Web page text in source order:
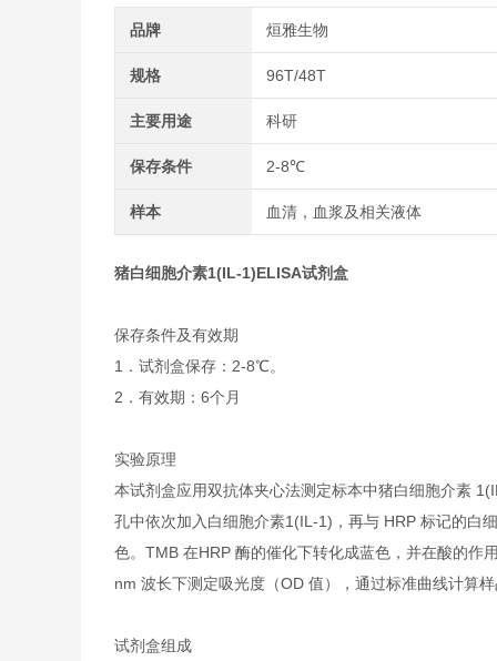
品牌 烜雅生物
规格 96T/48T
主要用途 科研
保存条件 2-8℃
样本 血清，血浆及相关液体
猪白细胞介素1(IL-1)ELISA试剂盒
保存条件及有效期
1．试剂盒保存：2-8℃。
2．有效期：6个月
实验原理
本试剂盒应用双抗体夹心法测定标本中猪白细胞介素
孔中依次加入白细胞介素1(IL-1)，再与 HRP 标记的白
色。TMB 在HRP 酶的催化下转化成蓝色，并在酸的作
nm 波长下测定吸光度（OD 值），通过标准曲线计算
试剂盒组成